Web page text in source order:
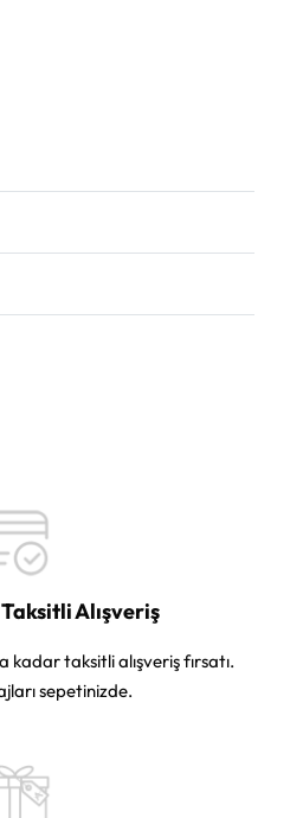
Alışveriş
kadar taksitli alışveriş fırsatı.
sepetinizde.